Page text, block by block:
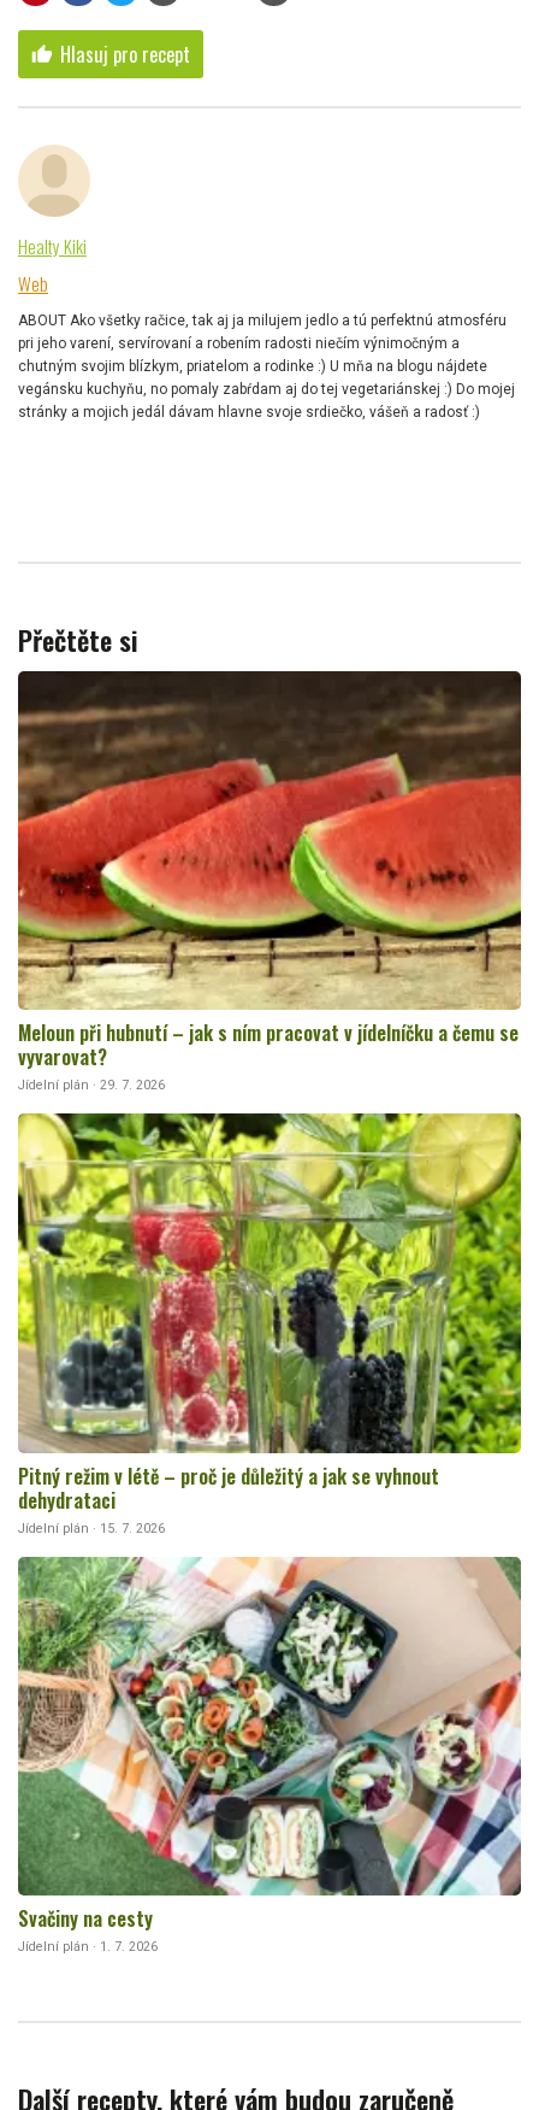
thumb_up Hlasuj pro recept
Healty Kiki
Web
ABOUT Ako všetky račice, tak aj ja milujem jedlo a tú perfektnú atmosféru
pri jeho varení, servírovaní a robením radosti niečím výnimočným a
chutným svojim blízkym, priatelom a rodinke :) U mňa na blogu nájdete
vegánsku kuchyňu, no pomaly zabŕdam aj do tej vegetariánskej :) Do mojej
stránky a mojich jedál dávam hlavne svoje srdiečko, vášeň a radosť :)
Přečtěte si
Meloun při hubnutí – jak s ním pracovat v jídelníčku a čemu se
vyvarovat?
Jídelní plán · 29. 7. 2026
Pitný režim v létě – proč je důležitý a jak se vyhnout
dehydrataci
Jídelní plán · 15. 7. 2026
Svačiny na cesty
Jídelní plán · 1. 7. 2026
Další recepty, které vám budou zaručeně